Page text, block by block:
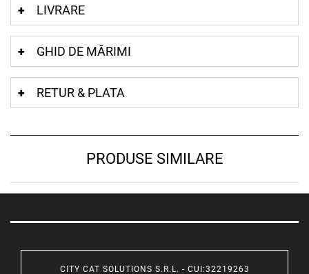
LIVRARE
GHID DE MĂRIMI
RETUR & PLATA
PRODUSE SIMILARE
CITY CAT SOLUTIONS S.R.L. - CUI:32219263